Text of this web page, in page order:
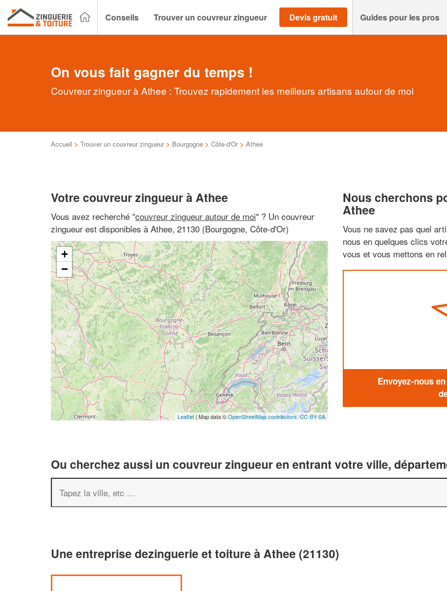
Conseils Trouver un couvreur zingueur Devis gratuit Guides pour les pros
On vous fait gagner du temps !
Couvreur zingueur à Athee : Trouvez rapidement les meilleurs artisans autour de moi
Accueil > Trouver un couvreur zingueur > Bourgogne > Côte-d'Or > Athee
Votre couvreur zingueur à Athee
Vous avez recherché "couvreur zingueur autour de moi" ? Un couvreur
zingueur est disponibles à Athee, 21130 (Bourgogne, Côte-d'Or)
+
−
Leaflet | Map data ©OpenStreetMap contributors, CC-BY-SA
Nous cherchons
Athee
Vous ne savez pas quel
nous en quelques clics
vous et vous mettons en
Envoyez-nous
Ou cherchez aussi un couvreur zingueur en entrant votre ville,
Une entreprise dezinguerie et toiture à Athee (21130)